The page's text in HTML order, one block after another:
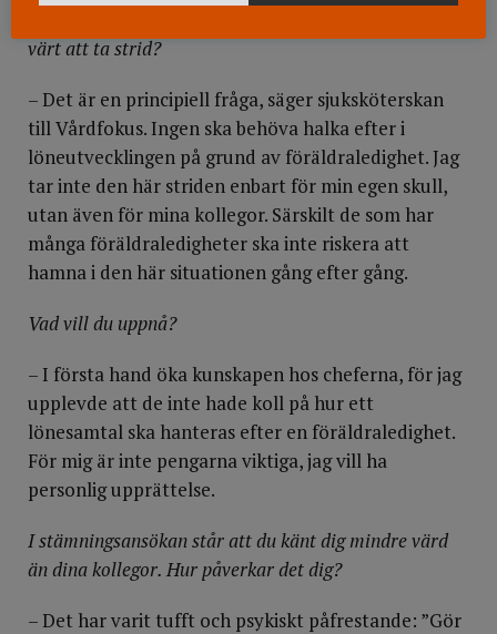
värt att ta strid?
– Det är en principiell fråga, säger sjuksköterskan
till Vårdfokus. Ingen ska behöva halka efter i
löneutvecklingen på grund av föräldraledighet. Jag
tar inte den här striden enbart för min egen skull,
utan även för mina kollegor. Särskilt de som har
många föräldraledigheter ska inte riskera att
hamna i den här situationen gång efter gång.
Vad vill du uppnå?
– I första hand öka kunskapen hos cheferna, för jag
upplevde att de inte hade koll på hur ett
lönesamtal ska hanteras efter en föräldraledighet.
För mig är inte pengarna viktiga, jag vill ha
personlig upprättelse.
I stämningsansökan står att du känt dig mindre värd
än dina kollegor. Hur påverkar det dig?
– Det har varit tufft och psykiskt påfrestande: ”Gör